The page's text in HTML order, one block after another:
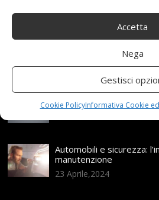
Accetta
Nega
Gestisci
Cookie PolicyInformativa Cookie
Range Rover: un’icona
25 Novembre,2024
Nuova MG ZS Hybrid+: i
24 Novembre,2024
Automobili e sicurezza:
manutenzione
23 Aprile,2024